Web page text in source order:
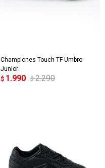
Championes Touch TF Umbro
Junior
$ 1.990 $ 2.290